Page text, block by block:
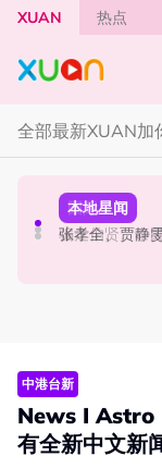
Skip to main content
XUAN 热点
全部最新XUAN加
节庆
知多点｜农历
国际星闻
骗走伯贤、泰
本地星闻
张孝全、贾静
中港台新
News I Astro
有全新中文新